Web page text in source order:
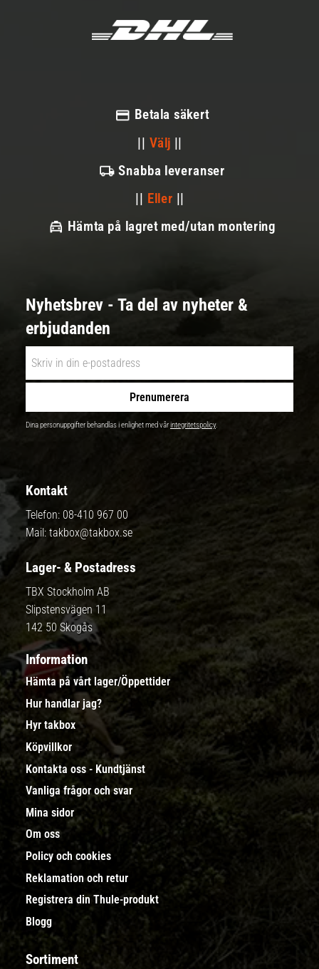
Betala säkert
|| Välj ||
Snabba leveranser
|| Eller ||
Hämta på lagret med/utan montering
Nyhetsbrev - Ta del av nyheter &
erbjudanden
Prenumerera
Dina personuppgifter behandlas i enlighet med vårintegritetspolicy.
Kontakt
Telefon: 08-410 967 00
Mail: takbox@takbox.se
Lager- & Postadress
TBX Stockholm AB
Slipstensvägen 11
142 50 Skogås
Information
Hämta på vårt lager/Öppettider
Hur handlar jag?
Hyr takbox
Köpvillkor
Kontakta oss - Kundtjänst
Vanliga frågor och svar
Mina sidor
Om oss
Policy och cookies
Reklamation och retur
Registrera din Thule-produkt
Blogg
Sortiment